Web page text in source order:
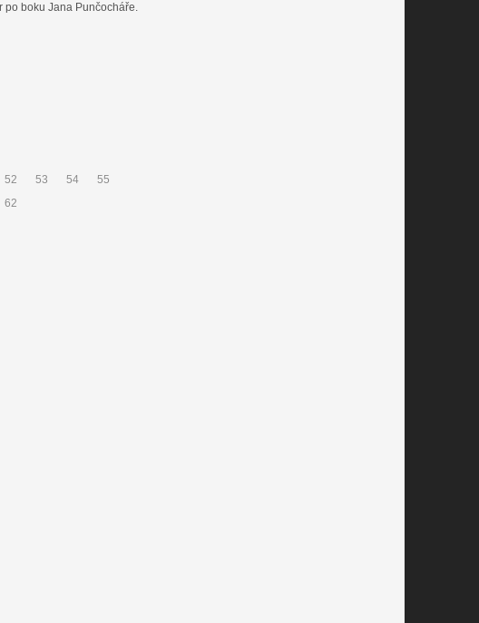
po boku Jana Punčocháře.
52 53 54
55
62